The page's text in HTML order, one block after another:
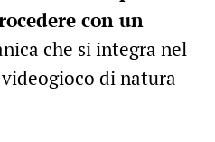
con un
che si integra nel
di natura